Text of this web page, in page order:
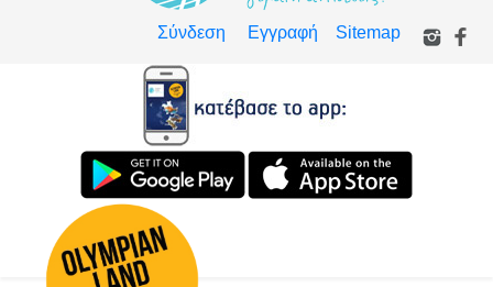
Σύνδεση Εγγραφή Sitemap